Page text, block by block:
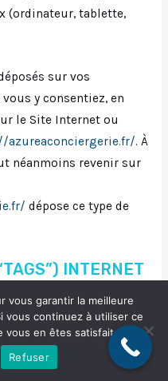
(ordinateur, tablette,
sur vos
y consentiez, en
le Site Internet ou
azureaconciergerie.fr/. À
néanmoins revenir sur
dépose ce type de
INTERNET
peut employer
Internet (également
GIF à un pixel,
et GIF un à un) et les
vous garantir la meilleure
vous continuez à utiliser ce
vous en êtes satisfait.
Refuser